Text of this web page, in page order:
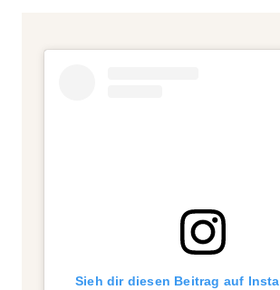
Sieh dir diesen Beitrag auf